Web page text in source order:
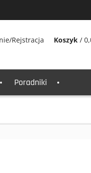
Rejstracja Koszyk /
Poradniki